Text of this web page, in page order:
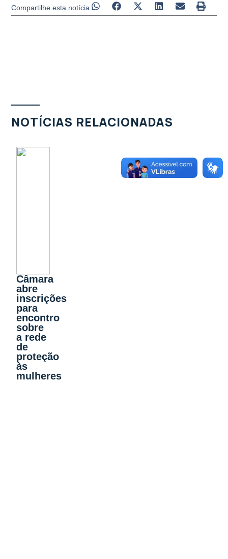
Compartilhe esta notícia
Câmara
abre
inscrições
para
encontro
sobre
a rede
de
proteção
às
mulheres
NOTÍCIAS RELACIONADAS